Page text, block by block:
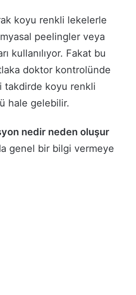
koyu renkli lekelerle
peelingler veya
kullanılıyor. Fakat bu
doktor kontrolünde
takdirde koyu renkli
hale gelebilir.
nedir neden oluşur
genel bir bilgi vermeye